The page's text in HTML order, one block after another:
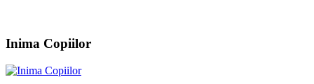
Inima Copiilor